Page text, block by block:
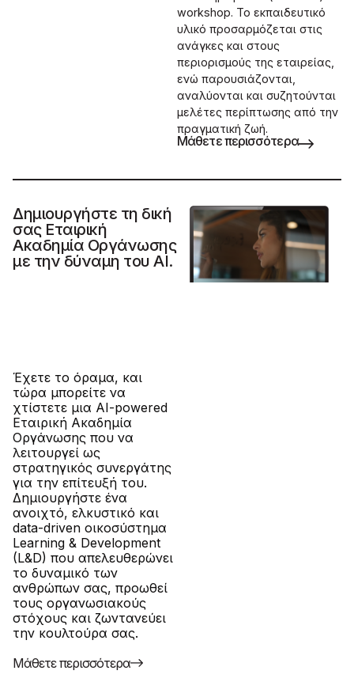
workshop. Το εκπαιδευτικό
υλικό προσαρμόζεται στις
ανάγκες και στους
περιορισμούς της εταιρείας,
ενώ παρουσιάζονται,
αναλύονται και συζητούνται
μελέτες περίπτωσης από την
πραγματική ζωή.
Μάθετε περισσότερα
Δημιουργήστε τη δική
σας Εταιρική
Ακαδημία Οργάνωσης
με την δύναμη του AI.
Έχετε το όραμα, και
τώρα μπορείτε να
χτίστετε μια AI-powered
Εταιρική Ακαδημία
Οργάνωσης που να
λειτουργεί ως
στρατηγικός συνεργάτης
για την επίτευξή του.
Δημιουργήστε ένα
ανοιχτό, ελκυστικό και
data-driven οικοσύστημα
Learning & Development
(L&D) που απελευθερώνει
το δυναμικό των
ανθρώπων σας, προωθεί
τους οργανωσιακούς
στόχους και ζωντανεύει
την κουλτούρα σας.
Μάθετε περισσότερα